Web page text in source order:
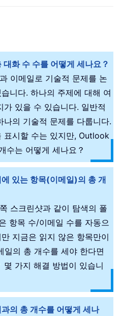
화 수 수를 어떻게 세나요？
이메일로 기술적 문제를 논
니다. 하나의 주제에 대해 여
가 있을 수 있습니다. 일반적
나의 기술적 문제를 다룹니다.
표시할 수는 있지만, Outlook
수는 어떻게 세나요？
있는 항목(이메일)의 총 개
스크린샷과 같이 탐색의 폴
항목 수/이메일 수를 자동으
지금은 읽지 않은 항목만이
일의 총 개수를 세야 한다면
몇 가지 해결 방법이 있습니
의 총 개수를 어떻게 세나